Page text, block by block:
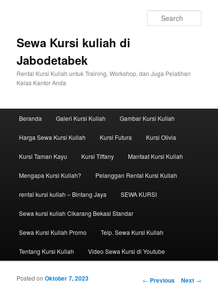
Sewa Kursi kuliah di
Jabodetabek
Rental Kursi Kuliah untuk Training, Workshop, dan Juga Pelatihan
Kelas Kantor Anda
Skip to primary content
Skip to secondary content
Beranda Galeri Kursi Kuliah Gambar Kursi Kuliah
Harga Sewa Kursi Kuliah Kursi Futura Kursi Olivia
Kursi Taman Kayu Kursi Tiffany Manfaat Kursi Kuliah
Mengapa Kursi Kuliah? Pelanggan Rental Kursi Kuliah
rental kursi kuliah – Bintang Jaya SEWA KURSI
Sewa kursi kuliah Cikarang Bekasi Standar
Sewa Kursi Kuliah Promo Telp. Sewa Kursi Kuliah
Tentang Kursi Kuliah Video Sewa Kursi di Youtube
Post navigation
← Previous Next →
Posted onOktober 7, 2023